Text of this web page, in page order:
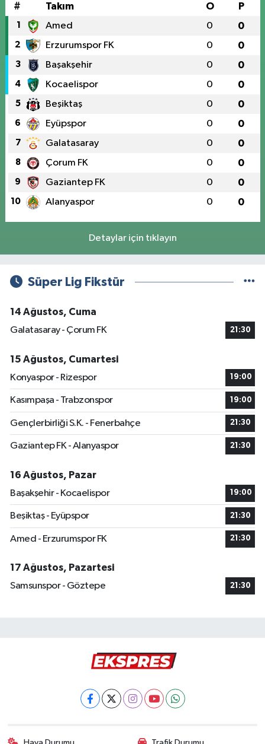
# Takım O P
1 Amed 0 0
2 Erzurumspor FK 0 0
3 Başakşehir 0 0
4 Kocaelispor 0 0
5 Beşiktaş 0 0
6 Eyüpspor 0 0
7 Galatasaray 0 0
8 Çorum FK 0 0
9 Gaziantep FK 0 0
10 Alanyaspor 0 0
Detaylar için tıklayın
Süper Lig Fikstür
14 Ağustos, Cuma
Galatasaray - Çorum FK
21:30
15 Ağustos, Cumartesi
Konyaspor - Rizespor
19:00
Kasımpaşa - Trabzonspor 19:00
Gençlerbirliği S.K. - Fenerbahçe 21:30
Gaziantep FK - Alanyaspor 21:30
16 Ağustos, Pazar
Başakşehir - Kocaelispor
19:00
Beşiktaş - Eyüpspor 21:30
Amed - Erzurumspor FK 21:30
17 Ağustos, Pazartesi
Samsunspor - Göztepe
21:30